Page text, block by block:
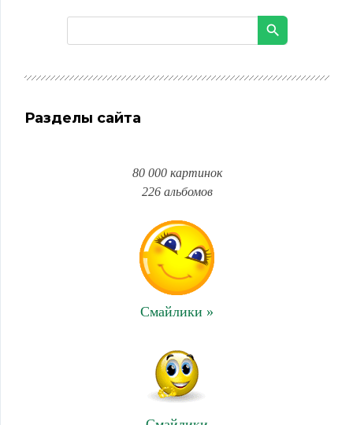
Разделы сайта
80 000 картинок
226 альбомов
Смайлики »